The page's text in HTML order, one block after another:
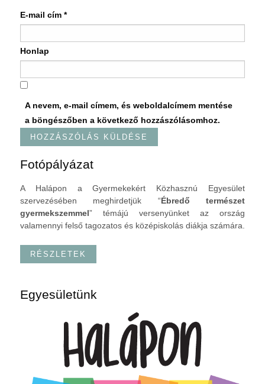
E-mail cím *
Honlap
A nevem, e-mail címem, és weboldalcímem mentése
a böngészőben a következő hozzászólásomhoz.
Fotópályázat
A Halápon a Gyermekekért Közhasznú Egyesület
szervezésében meghirdetjük “Ébredő természet
gyermekszemmel” témájú versenyünket az ország
valamennyi felső tagozatos és középiskolás diákja számára.
RÉSZLETEK
Egyesületünk